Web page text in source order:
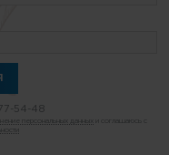
54-48
персональных данных